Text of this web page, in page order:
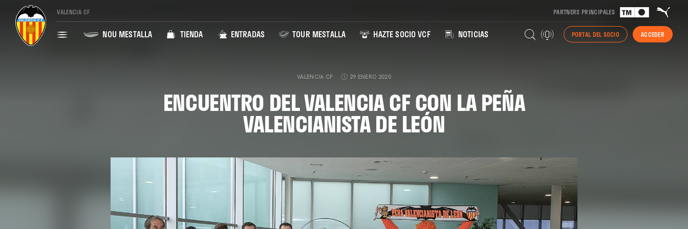
VALENCIA CF PARTNERS PRINCIPALES
NOU MESTALLA TIENDA ENTRADAS TOUR MESTALLA HAZTE SOCIO VCF NOTICIAS PORTAL DEL SOCIO ACCEDER
VALENCIA CF 29 ENERO 2020
ENCUENTRO DEL VALENCIA CF CON LA PEÑA
VALENCIANISTA DE LEÓN